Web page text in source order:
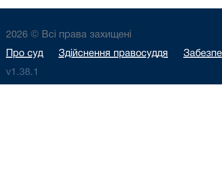
2026 © Всі права захищені
Про суд Здійснення правосуддя
v1.38.1